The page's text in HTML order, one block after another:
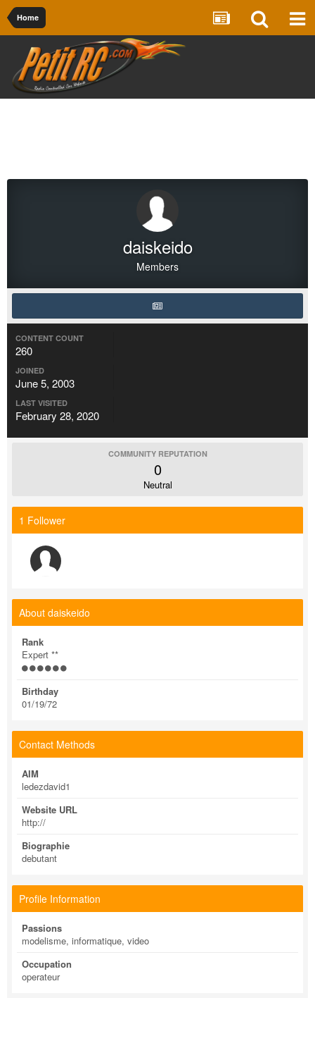
Home
daiskeido
Members
CONTENT COUNT
260
JOINED
June 5, 2003
LAST VISITED
February 28, 2020
COMMUNITY REPUTATION
0
Neutral
1 Follower
About daiskeido
Rank
Expert **
Birthday
01/19/72
Contact Methods
AIM
ledezdavid1
Website URL
http://
Biographie
debutant
Profile Information
Passions
modelisme, informatique, video
Occupation
operateur